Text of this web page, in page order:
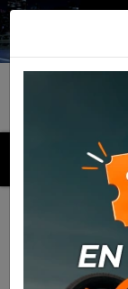
MENU
Productos